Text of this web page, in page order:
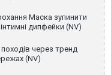
Маска зупинити
дипфейки (NV)
через тренд
(NV)